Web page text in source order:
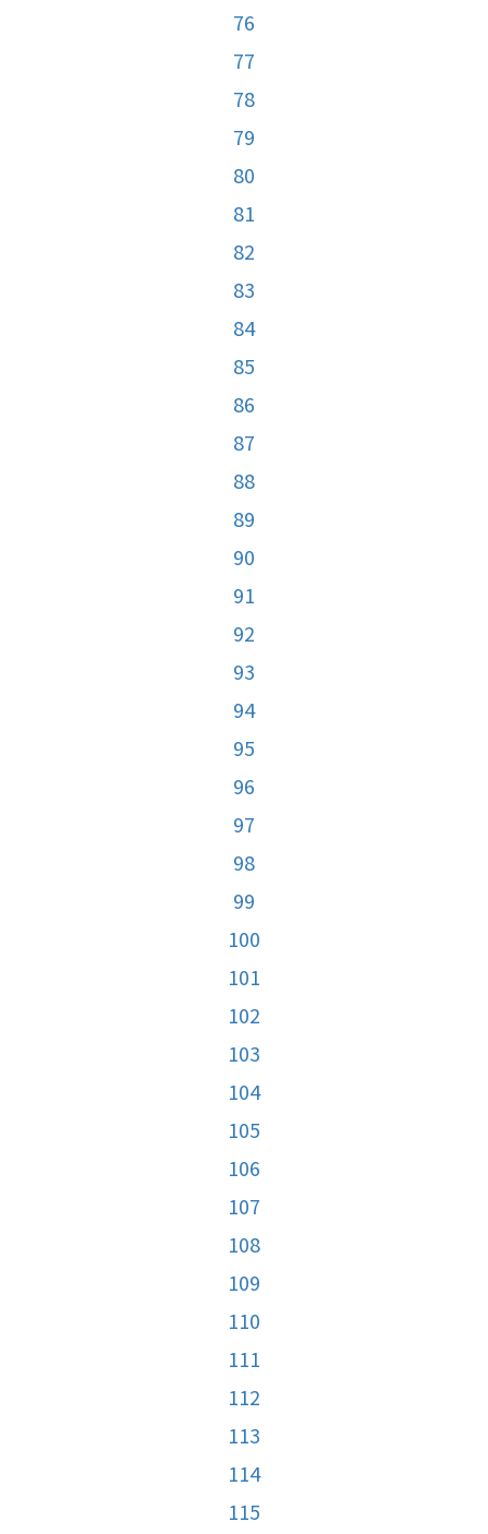
76
77
78
79
80
81
82
83
84
85
86
87
88
89
90
91
92
93
94
95
96
97
98
99
100
101
102
103
104
105
106
107
108
109
110
111
112
113
114
115